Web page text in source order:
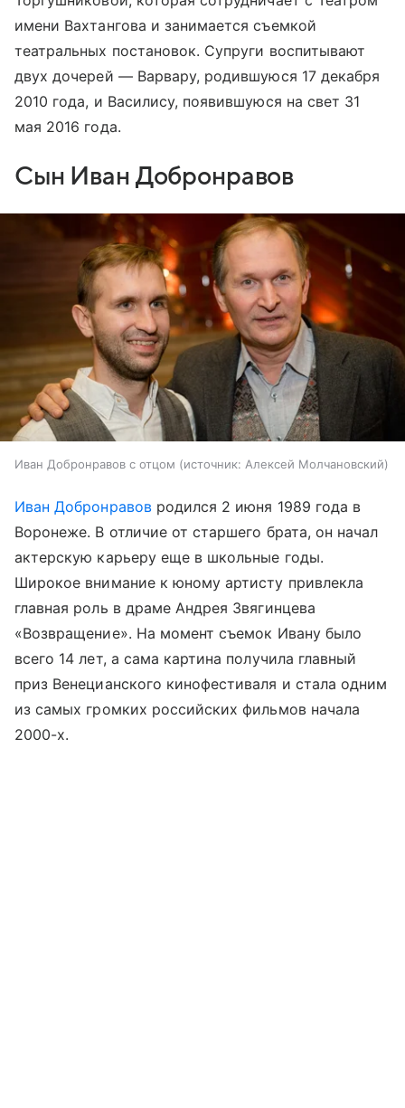
имени Вахтангова и занимается съемкой
театральных постановок. Супруги воспитывают
двух дочерей — Варвару, родившуюся 17 декабря
2010 года, и Василису, появившуюся на свет 31
мая 2016 года.
Сын Иван Добронравов
Иван Добронравов с отцом источник: Алексей Молчановский
Иван Добронравовродился 2 июня 1989 года в
Воронеже. В отличие от старшего брата, он начал
актерскую карьеру еще в школьные годы.
Широкое внимание к юному артисту привлекла
главная роль в драме Андрея Звягинцева
«Возвращение». На момент съемок Ивану было
всего 14 лет, а сама картина получила главный
приз Венецианского кинофестиваля и стала одним
из самых громких российских фильмов начала
2000-х.